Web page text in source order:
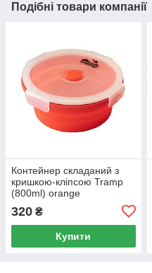
Подібні товари компанії
Контейнер складаний з
кришкою-кліпсою Tramp
(800ml) orange
320 ₴
Купити